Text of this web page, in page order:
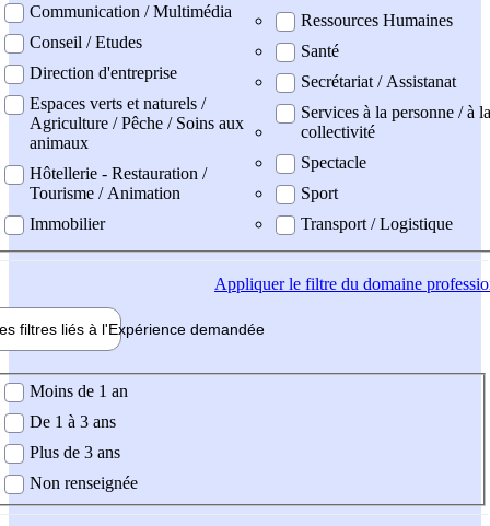
Communication / Multimédia
Conseil / Etudes
Direction d'entreprise
Espaces verts et naturels /
Agriculture / Pêche / Soins aux
animaux
Hôtellerie - Restauration /
Tourisme / Animation
Immobilier
Ressources Humaines
Santé
Secrétariat / Assistanat
Services à la personne / à la
collectivité
Spectacle
Sport
Transport / Logistique
Appliquerle filtre du domaine
filtres liés à l'Expérience demandée
demandée
Moins de 1 an
De 1 à 3 ans
Plus de 3 ans
Non renseignée